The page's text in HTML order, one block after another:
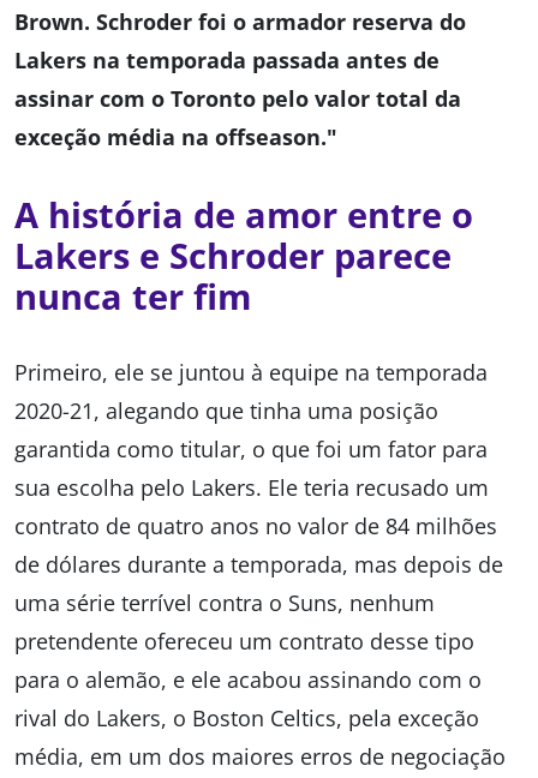
Brown. Schroder foi o armador reserva do
Lakers na temporada passada antes de
assinar com o Toronto pelo valor total da
exceção média na offseason."
A história de amor entre o
Lakers e Schroder parece
nunca ter fim
Primeiro, ele se juntou à equipe na temporada
2020-21, alegando que tinha uma posição
garantida como titular, o que foi um fator para
sua escolha pelo Lakers. Ele teria recusado um
contrato de quatro anos no valor de 84 milhões
de dólares durante a temporada, mas depois de
uma série terrível contra o Suns, nenhum
pretendente ofereceu um contrato desse tipo
para o alemão, e ele acabou assinando com o
rival do Lakers, o Boston Celtics, pela exceção
média, em um dos maiores erros de negociação